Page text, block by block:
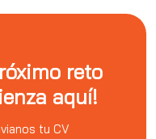
reto
aquí!
tu CV